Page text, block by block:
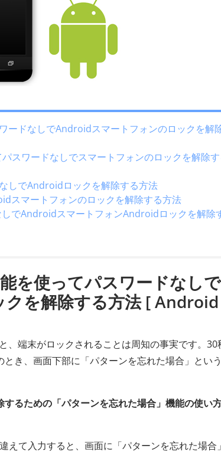
ードなしでAndroidスマートフォンのロックを解
スワードなしでスマートフォンのロックを解除す
しでAndroidロックを解除する方法
スマートフォンのロックを解除する方法
でAndroidスマートフォンAndroidロックを解除
を使ってパスワードなしで
を解除する方法 [ Android
端末がロックされることは周知の事実です。30
き、画面下部に「パターンを忘れた場合」とい
るための「パターンを忘れた場合」機能の使い
て入力すると、画面に「パターンを忘れた場合